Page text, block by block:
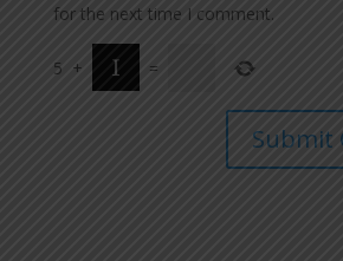
for the next time I comment.
5 + =